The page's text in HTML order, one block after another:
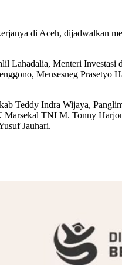
di Aceh, dijadwalkan
Menteri Investasi
Mensesneg Prasetyo
Teddy Indra Wijaya,
TNI M. Tonny
Jauhari.